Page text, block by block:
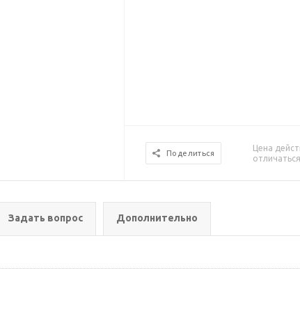
Поделиться
Цена
Задать вопрос Дополнительно